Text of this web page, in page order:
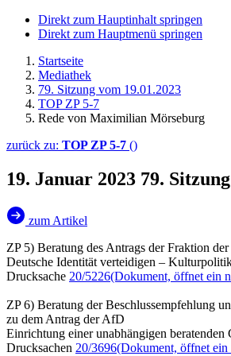
Direkt zum Hauptinhalt springen
Direkt zum Hauptmenü springen
Startseite
Mediathek
79. Sitzung vom 19.01.2023
TOP ZP 5-7
Rede von Maximilian Mörseburg
zurück zu: TOP ZP 5-7 ()
19. Januar 2023 79.
zum Artikel
ZP 5) Beratung des Antrags der Fraktion
Deutsche Identität verteidigen –
Drucksache 20/5226(Dokument, öffnet ein
ZP 6) Beratung der Beschlussempfehlung
zu dem Antrag der AfD
Einrichtung einer unabhängigen
Drucksachen 20/3696(Dokument, öffnet ein